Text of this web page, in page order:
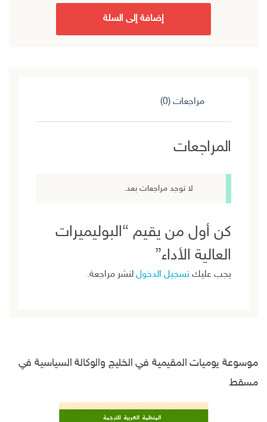
إضافة إلى السلة
مراجعات (0)
المراجعات
لا توجد مراجعات بعد.
كن أول من يقيم “البوليميرات
العالية الأداء”
يجب عليك تسجيل الدخول لنشر مراجعة.
موسوعة يوميات المقيمية في الخليج والوكالة السياسية في
مسقط